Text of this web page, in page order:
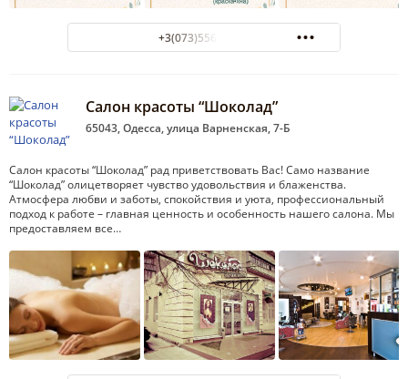
+3(073)556-57-55
Салон красоты “Шоколад”
65043, Одесса, улица Варненская, 7-Б
Салон красоты “Шоколад” рад приветствовать Вас! Само название
“Шоколад” олицетворяет чувство удовольствия и блаженства.
Атмосфера любви и заботы, спокойствия и уюта, профессиональный
подход к работе – главная ценность и особенность нашего салона. Мы
предоставляем все…